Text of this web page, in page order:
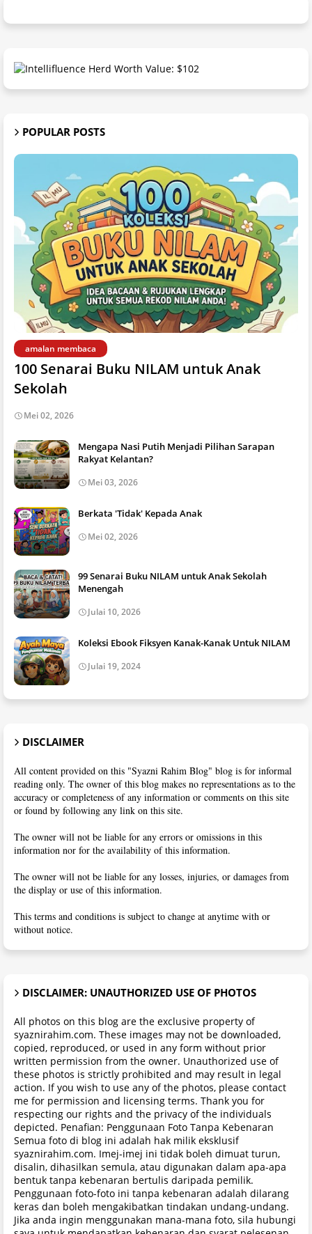
POPULAR POSTS
amalan membaca
100 Senarai Buku NILAM untuk Anak
Sekolah
Mei 02, 2026
Mengapa Nasi Putih Menjadi Pilihan Sarapan
Rakyat Kelantan?
Mei 03, 2026
Berkata 'Tidak' Kepada Anak
Mei 02, 2026
99 Senarai Buku NILAM untuk Anak Sekolah
Menengah
Julai 10, 2026
Koleksi Ebook Fiksyen Kanak-Kanak Untuk NILAM
Julai 19, 2024
DISCLAIMER
All content provided on this "Syazni Rahim Blog" blog is for informal
reading only. The owner of this blog makes no representations as to the
accuracy or completeness of any information or comments on this site
or found by following any link on this site.
The owner will not be liable for any errors or omissions in this
information nor for the availability of this information.
The owner will not be liable for any losses, injuries, or damages from
the display or use of this information.
This terms and conditions is subject to change at anytime with or
without notice.
DISCLAIMER: UNAUTHORIZED USE OF PHOTOS
All photos on this blog are the exclusive property of
syaznirahim.com. These images may not be downloaded,
copied, reproduced, or used in any form without prior
written permission from the owner. Unauthorized use of
these photos is strictly prohibited and may result in legal
action. If you wish to use any of the photos, please contact
me for permission and licensing terms. Thank you for
respecting our rights and the privacy of the individuals
depicted. Penafian: Penggunaan Foto Tanpa Kebenaran
Semua foto di blog ini adalah hak milik eksklusif
syaznirahim.com. Imej-imej ini tidak boleh dimuat turun,
disalin, dihasilkan semula, atau digunakan dalam apa-apa
bentuk tanpa kebenaran bertulis daripada pemilik.
Penggunaan foto-foto ini tanpa kebenaran adalah dilarang
keras dan boleh mengakibatkan tindakan undang-undang.
Jika anda ingin menggunakan mana-mana foto, sila hubungi